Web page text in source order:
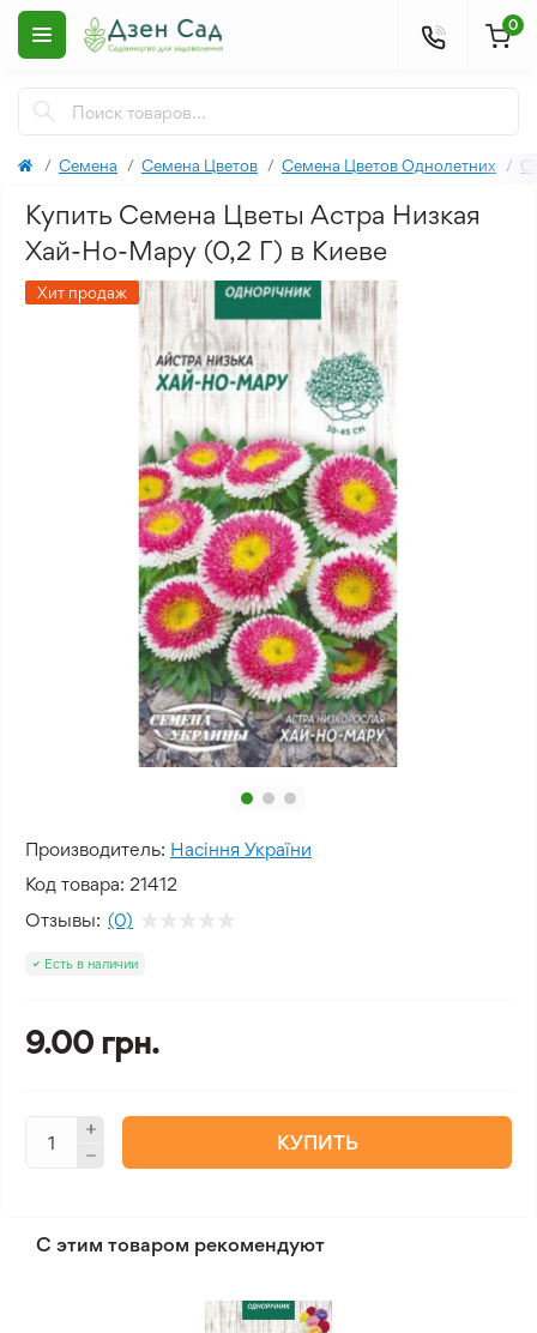
0
Семена Семена Цветов Семена Цветов Однолетних
Купить Семена Цветы Астра Низкая
Хай-Но-Мару (0,2 Г) в Киеве
Хит продаж
Производитель: Насіння України
Код товара: 21412
Отзывы: (0)
Есть в наличии
9.00 грн.
КУПИТЬ
С этим товаром рекомендуют